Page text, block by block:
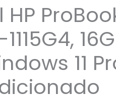
HP
1115G4,
11